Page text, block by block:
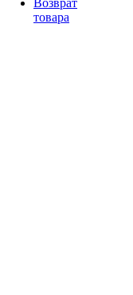
Возврат
товара